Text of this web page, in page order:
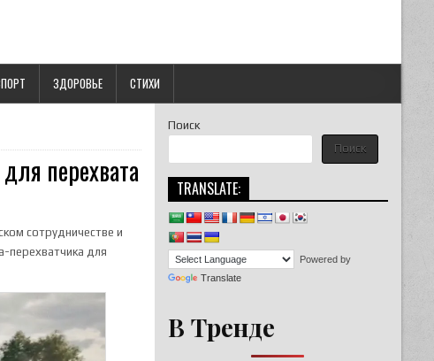
ЗДОРОВЬЕ СТИХИ
перехвата
сотрудничестве и
перехватчика для
Поиск
Поиск
TRANSLATE:
Powered by
Translate
В Тренде